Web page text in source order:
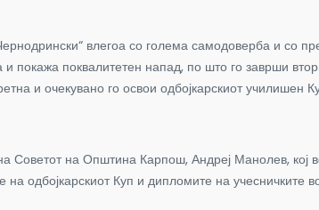
влегоа со голема самодоверба и со
поквалитетен напад, по што го заврши
и очекувано го освои одбојкарскиот училишен
Советот на Општина Карпош, Андреј Манолев,
на одбојкарскиот Куп и дипломите на учесничките